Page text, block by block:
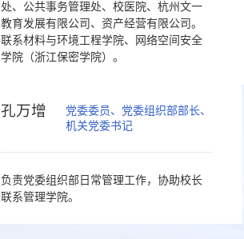
处、公共事务管理处、校医院、杭州文一
教育发展有限公司、资产经营有限公司。
联系材料与环境工程学院、网络空间安全
学院（浙江保密学院）。
孔万增
党委委员、党委组织部部长、
机关党委书记
负责党委组织部日常管理工作，协助校长
联系管理学院。